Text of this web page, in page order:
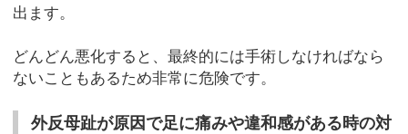
出ます。
どんどん悪化すると、最終的には手術しなければなら
ないこともあるため非常に危険です。
外反母趾が原因で足に痛みや違和感がある時の対